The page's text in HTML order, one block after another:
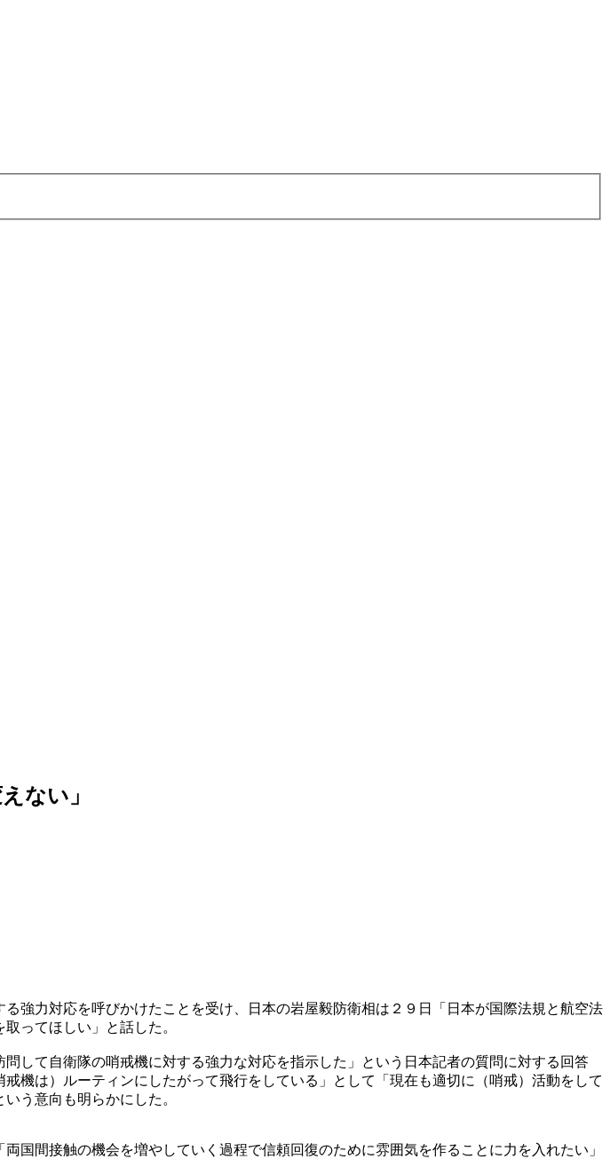
ない」
強力対応を呼びかけたことを受け、日本の岩屋毅防衛相は２９日「日本が国際法規と航空法
ってほしい」と話した。
して自衛隊の哨戒機に対する強力な対応を指示した」という日本記者の質問に対する回答
機は）ルーティンにしたがって飛行をしている」として「現在も適切に（哨戒）活動をして
う意向も明らかにした。
国間接触の機会を増やしていく過程で信頼回復のために雰囲気を作ることに力を入れたい」